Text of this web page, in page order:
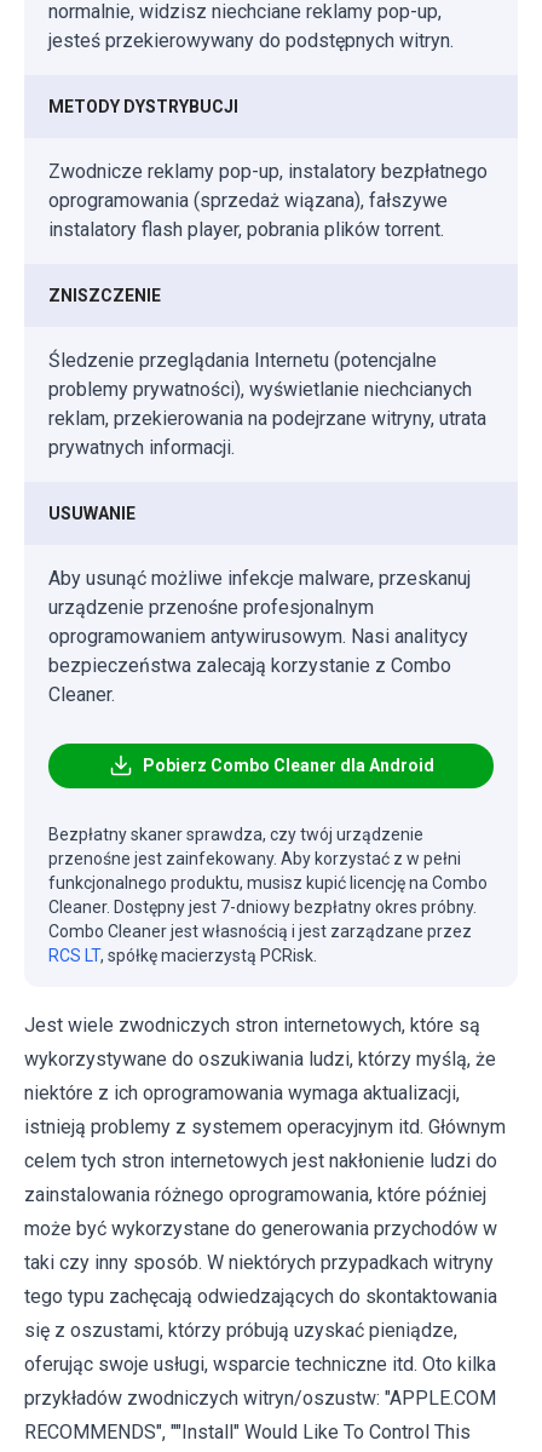
normalnie, widzisz niechciane reklamy pop-up,
jesteś przekierowywany do podstępnych witryn.
METODY DYSTRYBUCJI
Zwodnicze reklamy pop-up, instalatory bezpłatnego
oprogramowania (sprzedaż wiązana), fałszywe
instalatory flash player, pobrania plików torrent.
ZNISZCZENIE
Śledzenie przeglądania Internetu (potencjalne
problemy prywatności), wyświetlanie niechcianych
reklam, przekierowania na podejrzane witryny, utrata
prywatnych informacji.
USUWANIE
Aby usunąć możliwe infekcje malware, przeskanuj
urządzenie przenośne profesjonalnym
oprogramowaniem antywirusowym. Nasi analitycy
bezpieczeństwa zalecają korzystanie z Combo
Cleaner.
Pobierz Combo Cleaner dla Android
Bezpłatny skaner sprawdza, czy twój urządzenie
przenośne jest zainfekowany. Aby korzystać z w pełni
funkcjonalnego produktu, musisz kupić licencję na Combo
Cleaner. Dostępny jest 7-dniowy bezpłatny okres próbny.
Combo Cleaner jest własnością i jest zarządzane przez
RCS LT, spółkę macierzystą PCRisk.
Jest wiele zwodniczych stron internetowych, które są
wykorzystywane do oszukiwania ludzi, którzy myślą, że
niektóre z ich oprogramowania wymaga aktualizacji,
istnieją problemy z systemem operacyjnym itd. Głównym
celem tych stron internetowych jest nakłonienie ludzi do
zainstalowania różnego oprogramowania, które później
może być wykorzystane do generowania przychodów w
taki czy inny sposób. W niektórych przypadkach witryny
tego typu zachęcają odwiedzających do skontaktowania
się z oszustami, którzy próbują uzyskać pieniądze,
oferując swoje usługi, wsparcie techniczne itd. Oto kilka
przykładów zwodniczych witryn/oszustw: "APPLE.COM
RECOMMENDS", ""Install" Would Like To Control This